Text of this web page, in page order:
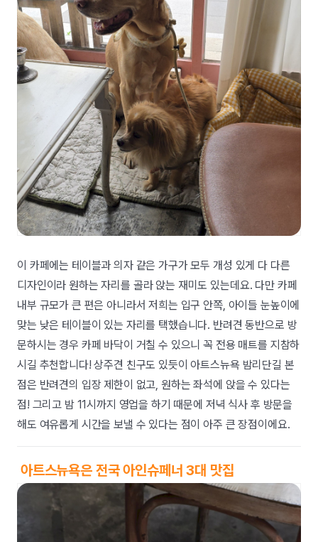
이 카페에는 테이블과 의자 같은 가구가 모두 개성 있게 다 다른
디자인이라 원하는 자리를 골라 앉는 재미도 있는데요. 다만 카페
내부 규모가 큰 편은 아니라서 저희는 입구 안쪽, 아이들 눈높이에
맞는 낮은 테이블이 있는 자리를 택했습니다. 반려견 동반으로 방
문하시는 경우 카페 바닥이 거칠 수 있으니 꼭 전용 매트를 지참하
시길 추천합니다! 상주견 친구도 있듯이 아트스뉴욕 밤리단길 본
점은 반려견의 입장 제한이 없고, 원하는 좌석에 앉을 수 있다는
점! 그리고 밤 11시까지 영업을 하기 때문에 저녁 식사 후 방문을
해도 여유롭게 시간을 보낼 수 있다는 점이 아주 큰 장점이에요.
아트스뉴욕은 전국 아인슈페너 3대 맛집